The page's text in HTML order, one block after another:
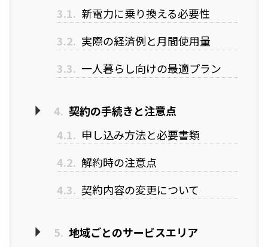
3.1. 新電力に乗り換える必要性
3.2. 実際の経済例と月間使用量
3.3. 一人暮らし向けの最適プラン
4. 契約の手続きと注意点
4.1. 申し込み方法と必要書類
4.2. 解約時の注意点
4.3. 契約内容の変更について
5. 地域ごとのサービスエリア